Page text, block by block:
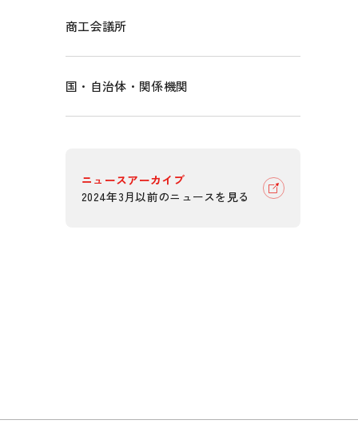
商工会議所
国・自治体・関係機関
ニュースアーカイブ
2024年3月以前のニュースを見る